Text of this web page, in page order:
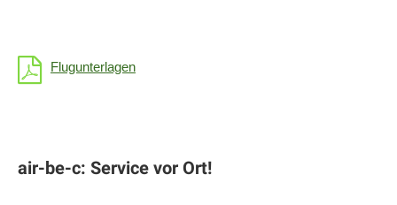
Flugunterlagen
air-be-c: Service vor Ort!